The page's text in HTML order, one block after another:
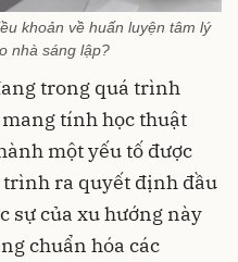
khoản về huấn luyện tâm lý
nhà sáng lập?
trong quá trình
tính học thuật
một yếu tố được
trình ra quyết định đầu
sự của xu hướng này
chuẩn hóa các